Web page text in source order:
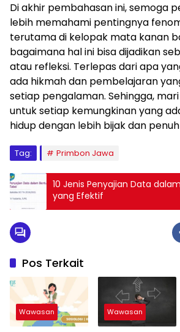
Di akhir pembahasan ini, semoga
lebih memahami pentingnya
terutama di kelopak mata kanan
bagaimana hal ini bisa dijadikan
atau refleksi. Terlepas dari apa
ada hikmah dan pembelajaran
setiap pengalaman. Sehingga,
untuk setiap kemungkinan yang
hidup dengan lebih bijak dan
Tag: Primbon Jawa
10 Jenis Penyajian Data
yang Efektif
Pos Terkait
Wawasan Wawasan